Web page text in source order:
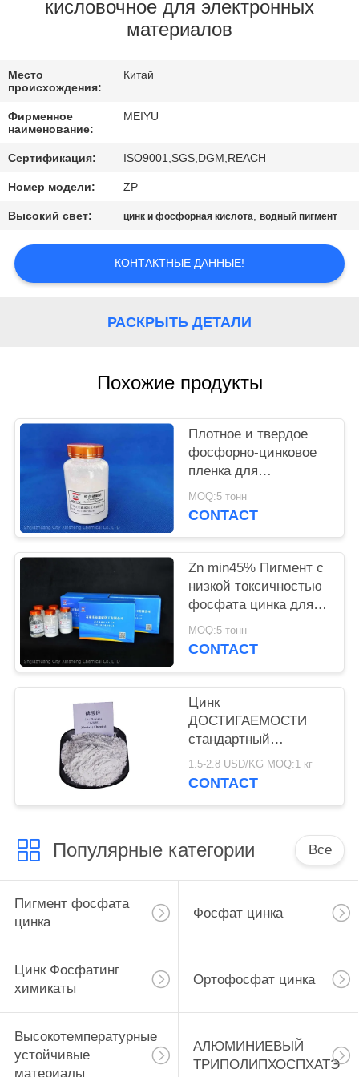
ЗАВОДУ
КАЧЕСТВА
СВЯЖИТЕСЬ
С
НАМИ
ЦИТАТУ
PRIVACY
POLICY
кисловочное для электронных
материалов
Место
происхождения:
Китай
Фирменное
наименование:
MEIYU
Сертификация: ISO9001,SGS,DGM,REACH
Номер модели: ZP
Высокий свет: цинк и фосфорная кислота,водный пигмент
КОНТАКТНЫЕ ДАННЫЕ!
РАСКРЫТЬ ДЕТАЛИ
Похожие продукты
Плотное и твердое
фосфорно-цинковое
пленка для
предотвращения
коррозии металлов и
MOQ:5 тонн
CONTACT
Zn min45% Пигмент с
низкой токсичностью
фосфата цинка для
экологически чистых
антикоррозионных
MOQ:5 тонн
CONTACT
Цинк
ДОСТИГАЕМОСТИ
стандартный
Фосфатинг химикаты,
антикоррозийное
1.5-2.8 USD/KG MOQ:1 кг
CONTACT
Популярные категории Все
Пигмент фосфата
цинка
Фосфат цинка
Цинк Фосфатинг
химикаты
Ортофосфат цинка
Высокотемпературные
устойчивые
материалы
АЛЮМИНИЕВЫЙ
ТРИПОЛИПХОСПХАТЭ